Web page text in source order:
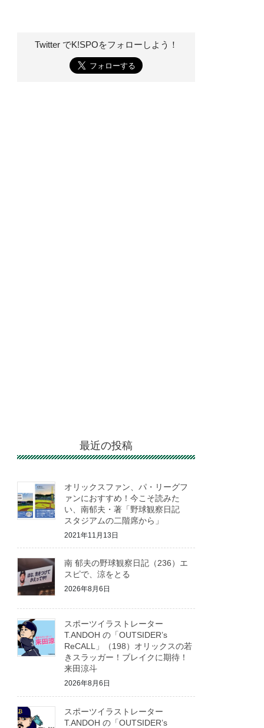
Twitter でK!SPOをフォローしよう！
最近の投稿
オリックスファン、パ・リーグフ
ァンにおすすめ！今こそ読みた
い、南郁夫・著「野球観察日記
スタジアムの二階席から」
2021年11月13日
南 郁夫の野球観察日記（236）エ
スピで、涼をとる
2026年8月6日
スポーツイラストレーター
T.ANDOH の「OUTSIDER’s
ReCALL」（198）オリックスの若
きスラッガー！ブレイクに期待！
来田涼斗
2026年8月6日
スポーツイラストレーター
T.ANDOH の「OUTSIDER’s